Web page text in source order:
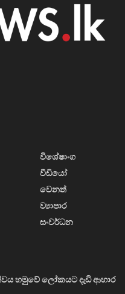
විශේෂාංග
වීඩියෝ
වෙනත්
ව්‍යාපාර
සංවර්ධන
හමුවේ ලෝකයට දැඩි ආහාර